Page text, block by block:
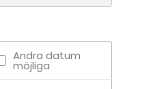
Andra datum
möjliga